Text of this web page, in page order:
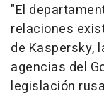
"El
relaciones
de Kaspersky,
agencias del
legislación